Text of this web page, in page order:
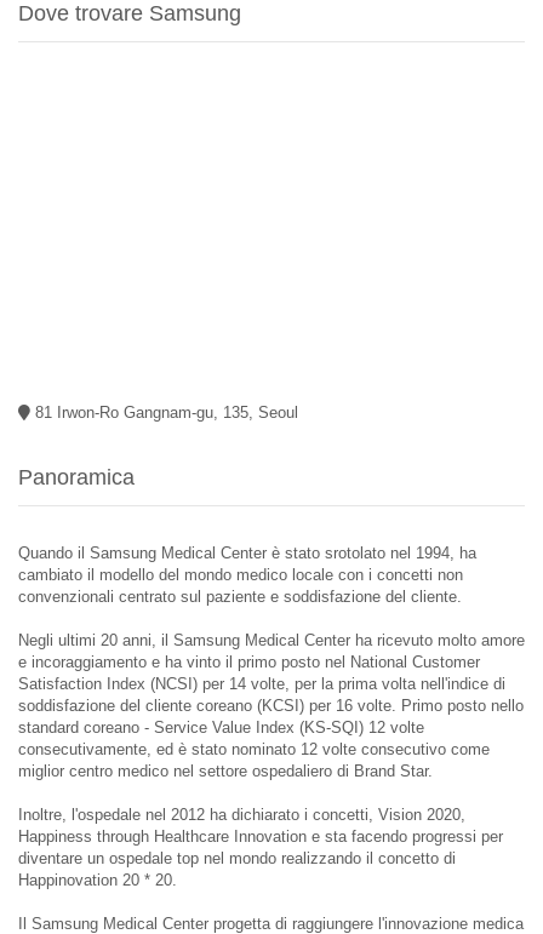
Dove trovare Samsung
81 Irwon-Ro Gangnam-gu, 135, Seoul
Panoramica
Quando il Samsung Medical Center è stato srotolato nel 1994, ha
cambiato il modello del mondo medico locale con i concetti non
convenzionali centrato sul paziente e soddisfazione del cliente.
Negli ultimi 20 anni, il Samsung Medical Center ha ricevuto molto amore
e incoraggiamento e ha vinto il primo posto nel National Customer
Satisfaction Index (NCSI) per 14 volte, per la prima volta nell'indice di
soddisfazione del cliente coreano (KCSI) per 16 volte. Primo posto nello
standard coreano - Service Value Index (KS-SQI) 12 volte
consecutivamente, ed è stato nominato 12 volte consecutivo come
miglior centro medico nel settore ospedaliero di Brand Star.
Inoltre, l'ospedale nel 2012 ha dichiarato i concetti, Vision 2020,
Happiness through Healthcare Innovation e sta facendo progressi per
diventare un ospedale top nel mondo realizzando il concetto di
Happinovation 20 * 20.
Il Samsung Medical Center progetta di raggiungere l'innovazione medica